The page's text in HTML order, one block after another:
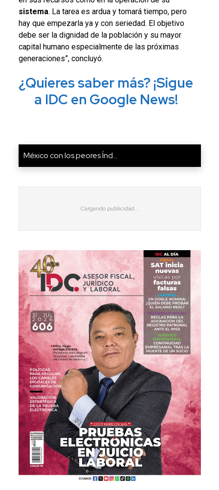
sistema. La tarea es ardua y tomará tiempo, pero
hay que empezarla ya y con seriedad. El objetivo
debe ser la dignidad de la población y su mayor
capital humano especialmente de las próximas
generaciones”, concluyó.
¿Quieres saber más? ¡Sigue
a IDC en Google News!
México con los peores Índ...